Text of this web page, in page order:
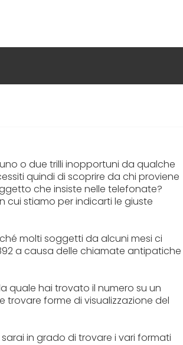
o due trilli inopportuni da qualche
quindi di scoprire da chi proviene
che insiste nelle telefonate?
cui stiamo per indicarti le giuste
molti soggetti da alcuni mesi ci
a causa delle chiamate antipatiche
quale hai trovato il numero su un
trovare forme di visualizzazione del
in grado di trovare i vari formati